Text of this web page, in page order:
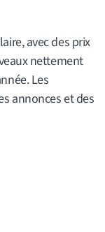
avec des prix
nettement
Les
annonces et des